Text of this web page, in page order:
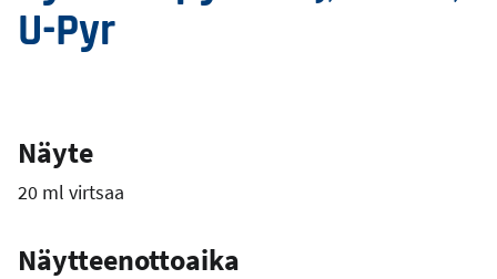
U-Pyr
Näyte
20 ml virtsaa
Näytteenottoaika